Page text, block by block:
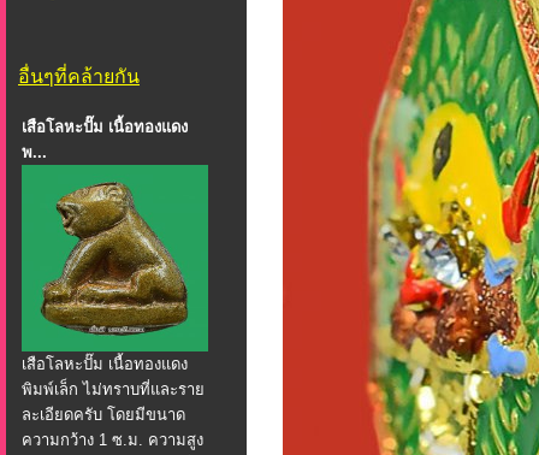
อื่นๆที่คล้ายกัน
เสือโลหะปั๊ม เนื้อทองแดง
พ...
เสือโลหะปั๊ม เนื้อทองแดง
พิมพ์เล็ก ไม่ทราบที่และราย
ละเอียดครับ โดยมีขนาด
ความกว้าง 1 ซ.ม. ความสูง